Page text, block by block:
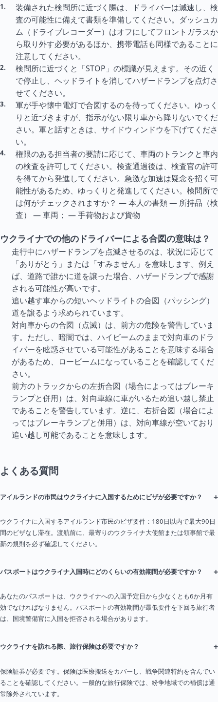
装備された検問所に近づく際は、ドライバーは減速し、検
査の可能性に備えて書類を準備してください。ダッシュカ
ム（ドライブレコーダー）はオフにしてフロントガラスか
ら取り外す必要があるほか、携帯電話も同様であることに
注意してください。
検問所に近づくと「STOP」の標識が見えます。その近く
で停止し、ヘッドライトを消してハザードランプを点灯さ
せてください。
軍が手や懐中電灯で合図するのを待ってください。ゆっく
りと近づきますが、指示がない限り車から降りないでくだ
さい。軍と話すときは、サイドウィンドウを下げてくださ
い。
権限のある担当者の要請に応じて、車両のトランクと車内
の検査を許可してください。検査通過後は、検査官の許可
を得てから発進してください。急激な加速は疑念を招く可
能性があるため、ゆっくりと発進してください。検問所で
は何がチェックされますか？ — 本人の書類 — 所持品（検
査） — 車両； — 手荷物および貨物
ウクライナでの他のドライバーによる合図の意味は？
走行中にハザードランプを点滅させるのは、状況に応じて
「ありがとう」または「すみません」を意味します。例え
ば、道路で誰かに道を譲った場合、ハザードランプで感謝
される可能性が高いです。
追い越す車からの短いヘッドライトの合図（パッシング）
道を譲るよう求められています。
対向車からの合図（点滅）は、前方の危険を警告していま
す。ただし、暗闇では、ハイビームのままで対向車のドラ
イバーを眩惑させている可能性があることを意味する場合
があるため、ロービームになっていることを確認してくだ
さい。
前方のトラックからの左折合図（場合によってはブレーキ
ランプと併用）は、対向車線に車がいるため追い越し禁止
であることを警告しています。逆に、右折合図（場合によ
ってはブレーキランプと併用）は、対向車線が空いており
追い越し可能であることを意味します。
よくある質問
アイルランドの市民はウクライナに入国するためにビザが必要ですか？ +
ウクライナに入国するアイルランド市民のビザ要件：180日以内で最大90日
間のビザなし滞在。渡航前に、最寄りのウクライナ大使館または領事館で最
新の規則を必ず確認してください。
パスポートはウクライナ入国時にどのくらいの有効期間が必要ですか？ +
あなたのパスポートは、ウクライナへの入国予定日から少なくとも6か月有
効でなければなりません。パスポートの有効期間が最低要件を下回る旅行者
は、国境警備官に入国を拒否される場合があります。
ウクライナを訪れる際、旅行保険は必要ですか？ +
保険証券が必要です。保険は医療搬送をカバーし、戦争関連特約を含んでい
ることを確認してください。一般的な旅行保険では、紛争地域での補償は通
常除外されています。